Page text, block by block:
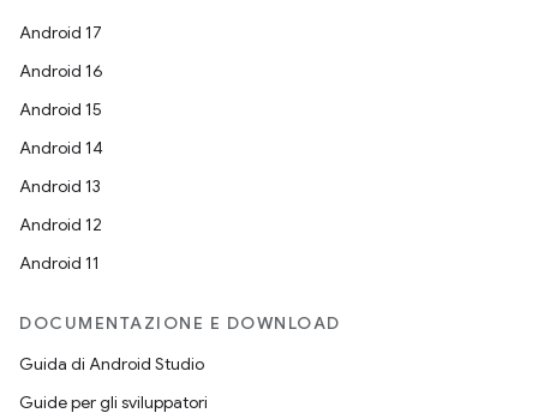
Android 17
Android 16
Android 15
Android 14
Android 13
Android 12
Android 11
DOCUMENTAZIONE E DOWNLOAD
Guida di Android Studio
Guide per gli sviluppatori